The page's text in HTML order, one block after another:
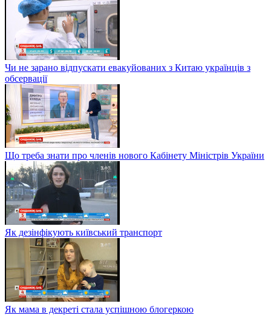
Чи не зарано відпускати евакуйованих з Китаю українців з
обсервації
Що треба знати про членів нового Кабінету Міністрів України
Як дезінфікують київський транспорт
Як мама в декреті стала успішною блогеркою